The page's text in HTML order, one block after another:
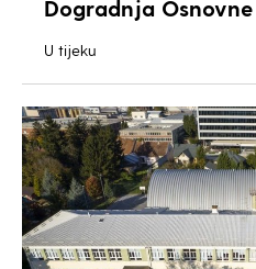
Dogradnja
U tijeku